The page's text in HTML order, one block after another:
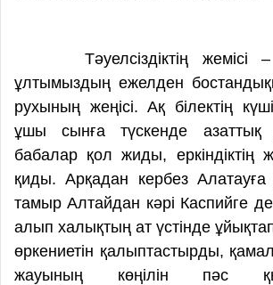
Тәуелсіздіктің жемісі
ұлтымыздың ежелден
рухының жеңісі. Ақ білектің
ұшы сынға түскенде азаттық
бабалар қол жиды, еркіндіктің
қиды. Арқадан кербез Алатауға
тамыр Алтайдан кәрі Каспийге
алып халықтың ат үстінде
өркениетін қалыптастырды,
жауының көңілін пәс